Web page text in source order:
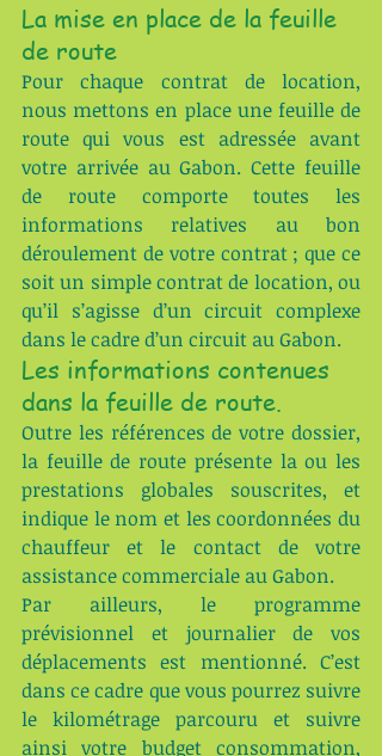
La mise en place de la feuille
de route
Pour chaque contrat de location,
nous mettons en place une feuille de
route qui vous est adressée avant
votre arrivée au Gabon. Cette feuille
de route comporte toutes les
informations relatives au bon
déroulement de votre contrat ; que ce
soit un simple contrat de location, ou
qu’il s’agisse d’un circuit complexe
dans le cadre d’un circuit au Gabon.
Les informations contenues
dans la feuille de route.
Outre les références de votre dossier,
la feuille de route présente la ou les
prestations globales souscrites, et
indique le nom et les coordonnées du
chauffeur et le contact de votre
assistance commerciale au Gabon.
Par ailleurs, le programme
prévisionnel et journalier de vos
déplacements est mentionné. C’est
dans ce cadre que vous pourrez suivre
le kilométrage parcouru et suivre
ainsi votre budget consommation,